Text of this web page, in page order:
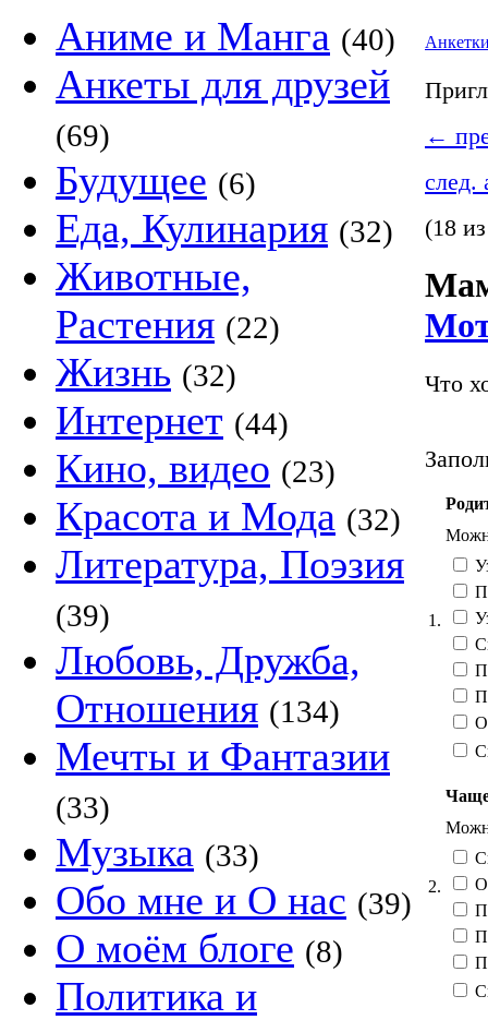
Аниме и Манга (40)
Анкеты для друзей
(69)
Будущее (6)
Еда, Кулинария (32)
Животные,
Растения (22)
Жизнь (32)
Интернет (44)
Кино, видео (23)
Красота и Мода (32)
Литература, Поэзия
(39)
Любовь, Дружба,
Отношения (134)
Мечты и Фантазии
(33)
Музыка (33)
Обо мне и О нас (39)
О моём блоге (8)
Политика и
←
след.
(18
Что
1.
2.
Чаще